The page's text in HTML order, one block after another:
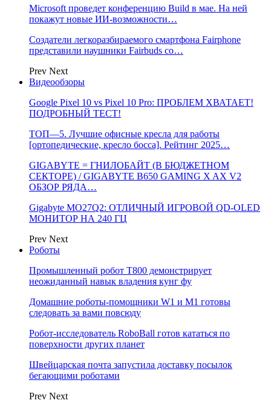
Microsoft проведет конференцию Build в мае. На ней
покажут новые ИИ-возможности…
Создатели легкоразбираемого смартфона Fairphone
представили наушники Fairbuds со…
Prev Next
Видеообзоры
Google Pixel 10 vs Pixel 10 Pro: ПРОБЛЕМ ХВАТАЕТ!
ПОДРОБНЫЙ ТЕСТ!
ТОП—5. Лучшие офисные кресла для работы
[ортопедические, кресло босса]. Рейтинг 2025…
GIGABYTE = ГНИЛОБАЙТ (В БЮДЖЕТНОМ
СЕКТОРЕ) / GIGABYTE B650 GAMING X AX V2
ОБЗОР РЯДА…
Gigabyte MO27Q2: ОТЛИЧНЫЙ ИГРОВОЙ QD-OLED
МОНИТОР НА 240 ГЦ
Prev Next
Роботы
Промышленный робот Т800 демонстрирует
неожиданный навык владения кунг фу
Домашние роботы-помощники W1 и M1 готовы
следовать за вами повсюду
Робот-исследователь RoboBall готов кататься по
поверхности других планет
Швейцарская почта запустила доставку посылок
бегающими роботами
Prev Next